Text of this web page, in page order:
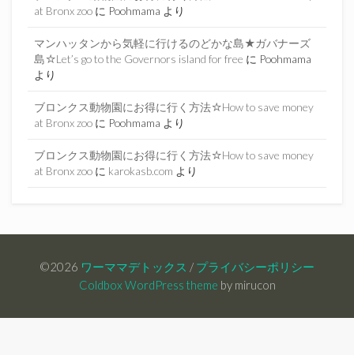
at Bronx zoo に Poohmama より
マンハッタンから気軽に行けるのどかな島★ガバナーズ
島☆Let’s go to the Governors island for free に Poohmama
より
ブロンクス動物園にお得に行く方法☆How to save money
at Bronx zoo に Poohmama より
ブロンクス動物園にお得に行く方法☆How to save money
at Bronx zoo に karokasb.com より
©2026 ワーママデトックス / プライバシーポリシー
Coldbox WordPress theme by mirucon